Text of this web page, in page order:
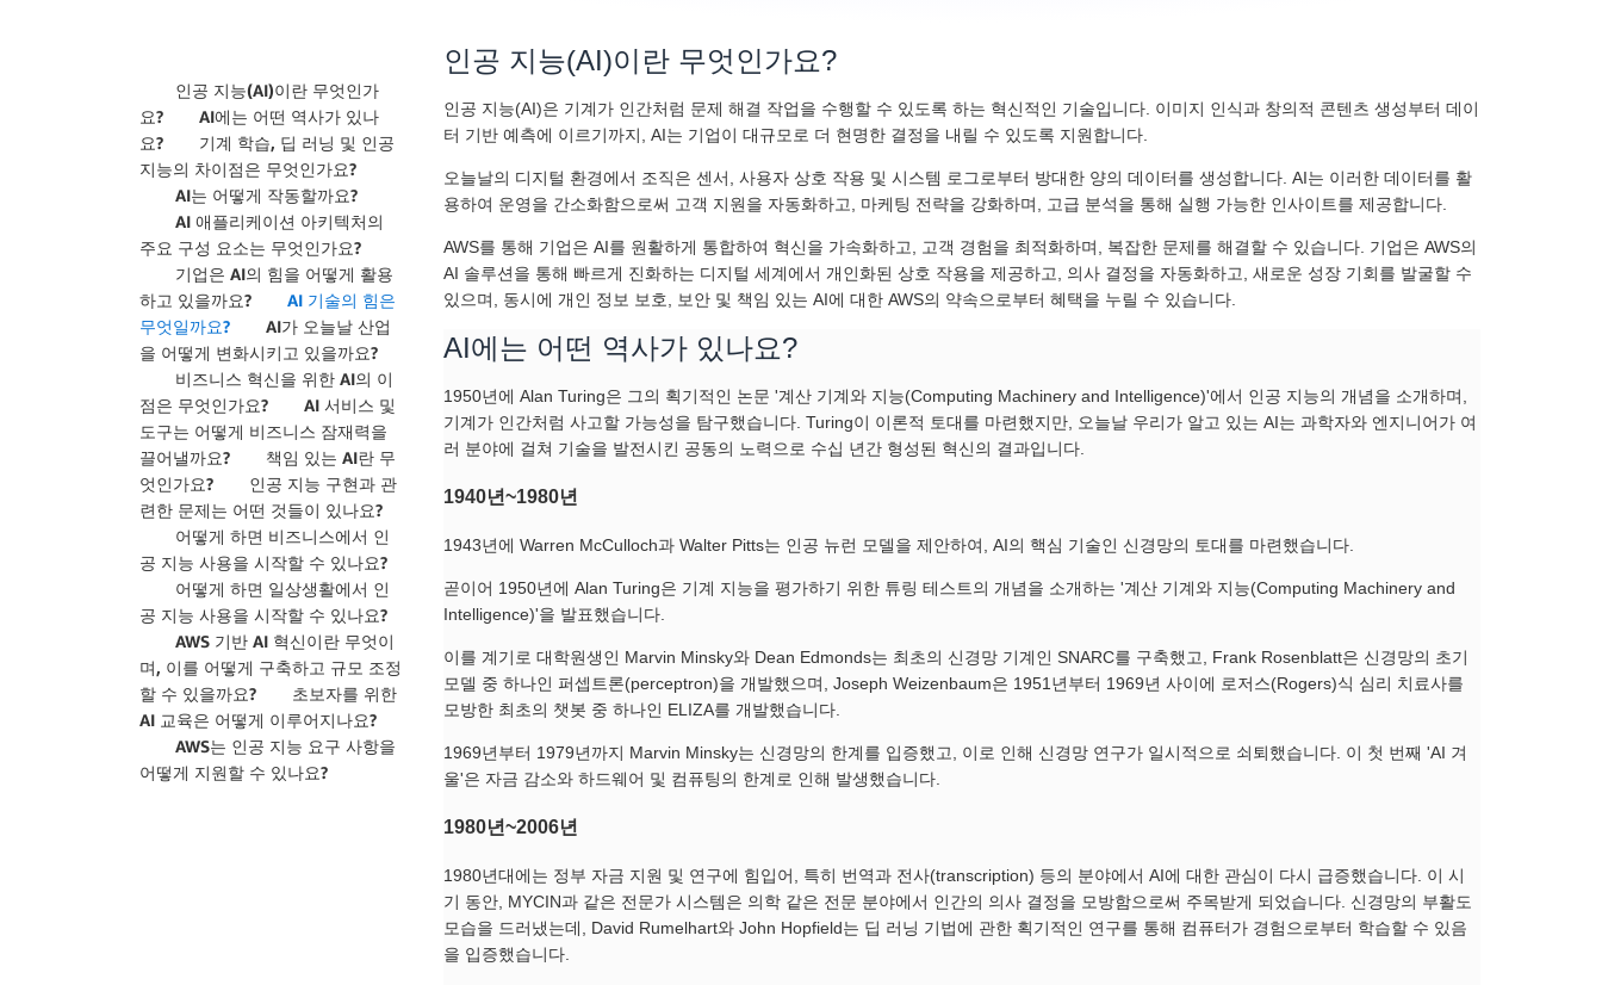
인공 지능(AI)이란 무엇인가
요?
AI에는 어떤 역사가 있나
요?
기계 학습, 딥 러닝 및 인공
지능의 차이점은 무엇인가요?
AI는 어떻게 작동할까요?
AI 애플리케이션 아키텍처의
주요 구성 요소는 무엇인가요?
기업은 AI의 힘을 어떻게 활용
하고 있을까요?
AI 기술의 힘은
무엇일까요?
AI가 오늘날 산업
을 어떻게 변화시키고 있을까요?
비즈니스 혁신을 위한 AI의 이
점은 무엇인가요?
AI 서비스 및
도구는 어떻게 비즈니스 잠재력을
끌어낼까요?
책임 있는 AI란 무
엇인가요?
인공 지능 구현과 관
련한 문제는 어떤 것들이 있나요?
어떻게 하면 비즈니스에서 인
공 지능 사용을 시작할 수 있나요?
어떻게 하면 일상생활에서 인
공 지능 사용을 시작할 수 있나요?
AWS 기반 AI 혁신이란 무엇이
며, 이를 어떻게 구축하고 규모 조정
할 수 있을까요?
초보자를 위한
AI 교육은 어떻게 이루어지나요?
AWS는 인공 지능 요구 사항을
어떻게 지원할 수 있나요?
인공 지능(AI)이란 무엇인가요?
인공 지능(AI)은 기계가 인간처럼 문제 해결 작업을 수행할 수 있도록 하는 혁신적인 기술입니다. 이미지 인식과 창의적 콘텐츠 생성부터 데이
터 기반 예측에 이르기까지, AI는 기업이 대규모로 더 현명한 결정을 내릴 수 있도록 지원합니다.
오늘날의 디지털 환경에서 조직은 센서, 사용자 상호 작용 및 시스템 로그로부터 방대한 양의 데이터를 생성합니다. AI는 이러한 데이터를 활
용하여 운영을 간소화함으로써 고객 지원을 자동화하고, 마케팅 전략을 강화하며, 고급 분석을 통해 실행 가능한 인사이트를 제공합니다.
AWS를 통해 기업은 AI를 원활하게 통합하여 혁신을 가속화하고, 고객 경험을 최적화하며, 복잡한 문제를 해결할 수 있습니다. 기업은 AWS의
AI 솔루션을 통해 빠르게 진화하는 디지털 세계에서 개인화된 상호 작용을 제공하고, 의사 결정을 자동화하고, 새로운 성장 기회를 발굴할 수
있으며, 동시에 개인 정보 보호, 보안 및 책임 있는 AI에 대한 AWS의 약속으로부터 혜택을 누릴 수 있습니다.
AI에는 어떤 역사가 있나요?
1950년에 Alan Turing은 그의 획기적인 논문 '계산 기계와 지능(Computing Machinery and Intelligence)'에서 인공 지능의 개념을 소개하며,
기계가 인간처럼 사고할 가능성을 탐구했습니다. Turing이 이론적 토대를 마련했지만, 오늘날 우리가 알고 있는 AI는 과학자와 엔지니어가 여
러 분야에 걸쳐 기술을 발전시킨 공동의 노력으로 수십 년간 형성된 혁신의 결과입니다.
1940년~1980년
1943년에 Warren McCulloch과 Walter Pitts는 인공 뉴런 모델을 제안하여, AI의 핵심 기술인 신경망의 토대를 마련했습니다.
곧이어 1950년에 Alan Turing은 기계 지능을 평가하기 위한 튜링 테스트의 개념을 소개하는 '계산 기계와 지능(Computing Machinery and
Intelligence)'을 발표했습니다.
이를 계기로 대학원생인 Marvin Minsky와 Dean Edmonds는 최초의 신경망 기계인 SNARC를 구축했고, Frank Rosenblatt은 신경망의 초기
모델 중 하나인 퍼셉트론(perceptron)을 개발했으며, Joseph Weizenbaum은 1951년부터 1969년 사이에 로저스(Rogers)식 심리 치료사를
모방한 최초의 챗봇 중 하나인 ELIZA를 개발했습니다.
1969년부터 1979년까지 Marvin Minsky는 신경망의 한계를 입증했고, 이로 인해 신경망 연구가 일시적으로 쇠퇴했습니다. 이 첫 번째 'AI 겨
울'은 자금 감소와 하드웨어 및 컴퓨팅의 한계로 인해 발생했습니다.
1980년~2006년
1980년대에는 정부 자금 지원 및 연구에 힘입어, 특히 번역과 전사(transcription) 등의 분야에서 AI에 대한 관심이 다시 급증했습니다. 이 시
기 동안, MYCIN과 같은 전문가 시스템은 의학 같은 전문 분야에서 인간의 의사 결정을 모방함으로써 주목받게 되었습니다. 신경망의 부활도
모습을 드러냈는데, David Rumelhart와 John Hopfield는 딥 러닝 기법에 관한 획기적인 연구를 통해 컴퓨터가 경험으로부터 학습할 수 있음
을 입증했습니다.